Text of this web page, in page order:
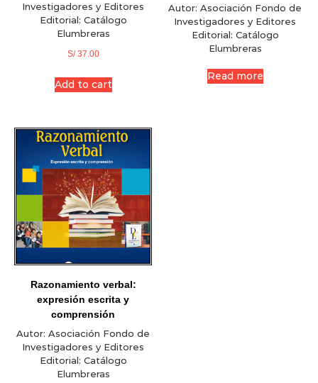
Investigadores y Editores
Editorial: Catálogo
Elumbreras
S/37.00
Add to cart
Autor: Asociación Fondo de
Investigadores y Editores
Editorial: Catálogo
Elumbreras
Read more
Razonamiento verbal:
expresión escrita y
comprensión
Autor: Asociación Fondo de
Investigadores y Editores
Editorial: Catálogo
Elumbreras